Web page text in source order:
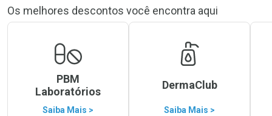
Os melhores descontos você encontra aqui
PBM
Laboratórios
Saiba Mais >
DermaClub
Saiba Mais >